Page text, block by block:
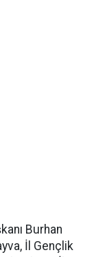
Burhan
İl Gençlik